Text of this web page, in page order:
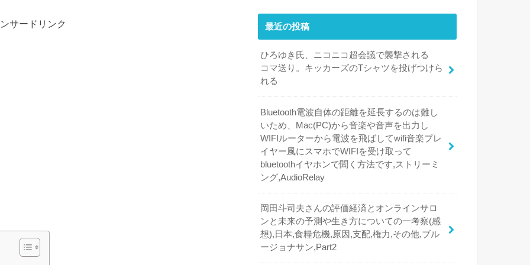
サードリンク 最近の投稿
ひろゆき氏、ニコニコ超会議で襲撃される
コマ送り。キッカーズのTシャツを投げつけら
れる
Bluetooth電波自体の距離を延長するのは難し
いため、Mac(PC)から音楽や音声を出力し
WIFIルーターから電波を飛ばしてwifi音楽プレ
イヤー風にスマホでWIFIを受け取って
bluetoothイヤホンで聞く方法です,ストリーミ
ング,AudioRelay
岡田斗司夫さんの評価経済とオンラインサロ
ンと未来の予測や生き方についての一考察(感
想),日本,食糧危機,原因,支配,権力,その他,ブル
ージョナサン,Part2